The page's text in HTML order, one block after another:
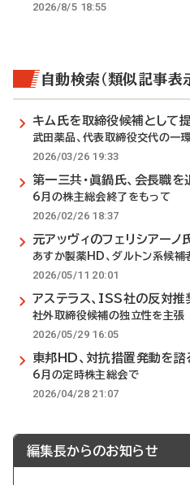
2026/8/5 18:55
自動検索（類似記事表
キム氏を取締役候補として
武田薬品、代表取締役交代の一
2026/03/26 19:33
第一三共・眞鍋氏、会長職を
6月の株主総会終了をもって
2026/02/26 18:37
元アッヴィのフェリシアーノ
あすか製薬HD、ダルトン系候補
2026/05/11 20:01
アステラス、ISS社の反対推
社外取締役候補の独立性を主張
2026/05/29 16:05
東邦HD、対抗措置発動を諮
6月の定時株主総会で
2026/04/28 21:07
編集長からのお知らせ